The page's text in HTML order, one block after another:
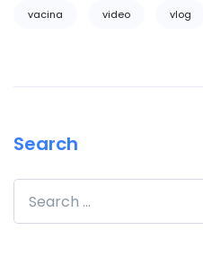
vacina video vlog
Search
Search for: